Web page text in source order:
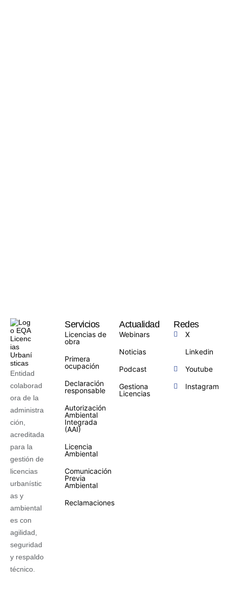
Entidad
colaborad
ora de la
administra
ción,
acreditada
para la
gestión de
licencias
urbanístic
as y
ambiental
es con
agilidad,
seguridad
y respaldo
técnico.
Servicios
Licencias de
obra
Primera
ocupación
Declaración
responsable
Autorización
Ambiental
Integrada
(AAI)
Licencia
Ambiental
Comunicación
Previa
Ambiental
Reclamaciones
Actualidad
Webinars
Noticias
Podcast
Gestiona
Licencias
Redes
X
Linkedin
Youtube
Instagram